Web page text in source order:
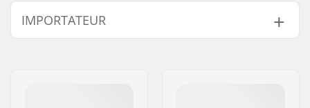
IMPORTATEUR